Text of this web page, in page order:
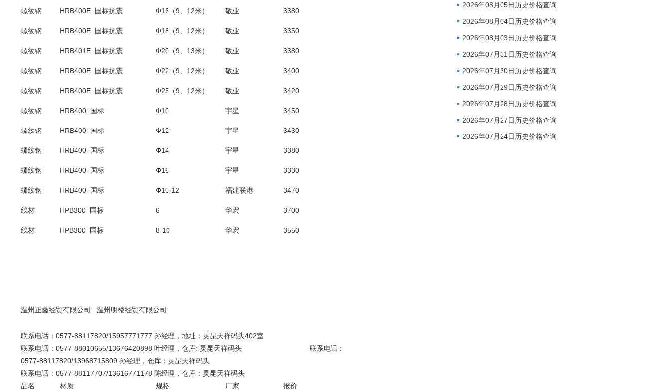
螺纹钢 HRB400E 国标抗震 Φ16（9、12米） 敬业 3380
螺纹钢 HRB400E 国标抗震 Φ18 （9 12米） 敬业 3350
螺纹钢 HRB401E 国标抗震 Φ20 （9 13米） 敬业 3380
螺纹钢 HRB400E 国标抗震 Φ22（9、12米） 敬业 3400
螺纹钢 HRB400E 国标抗震 Φ25（9、12米） 敬业 3420
螺纹钢 HRB400 国标 Φ10 宇星 3450
螺纹钢 HRB400 国标 Φ12 宇星 3430
螺纹钢 HRB400 国标 Φ14 宇星 3380
螺纹钢 HRB400 国标 Φ16 宇星 3330
螺纹钢 HRB400 国标 Φ10-12 福建联港 3470
线材 HPB300 国标 6 华宏 3700
线材 HPB300 国标 8-10 华宏 3550
温州正鑫经贸有限公司 温州明楼经贸有限公司
联系电话：0577-88117820/15957771777 孙经理，地址：灵昆天祥码头402室
联系电话：0577-88010655/13676420898 叶经理，仓库: 灵昆天祥码头 联系电话：
0577-88117820/13968715809 孙经理，仓库：灵昆天祥码头
联系电话：0577-88117707/13616771178 陈经理，仓库：灵昆天祥码头
品名
材质 规格 厂家
报价
2026年08月05日历史价格查询
2026年08月04日历史价格查询
2026年08月03日历史价格查询
2026年07月31日历史价格查询
2026年07月30日历史价格查询
2026年07月29日历史价格查询
2026年07月28日历史价格查询
2026年07月27日历史价格查询
2026年07月24日历史价格查询